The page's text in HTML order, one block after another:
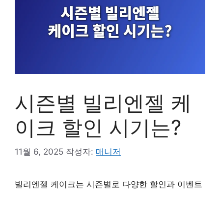
시즌별 빌리엔젤 케
이크 할인 시기는?
11월 6, 2025 작성자: 매니저
빌리엔젤 케이크는 시즌별로 다양한 할인과 이벤트